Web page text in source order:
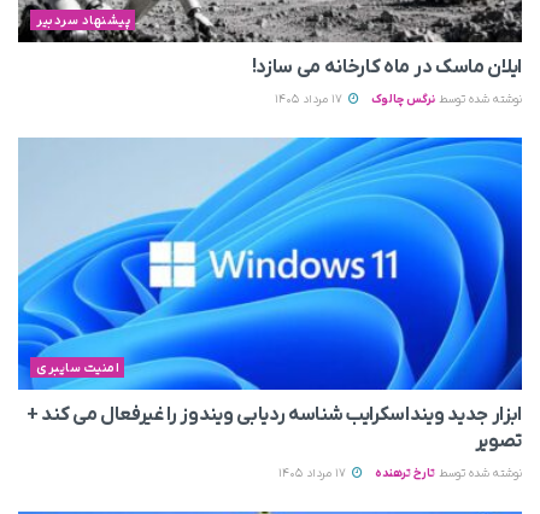
پیشنهاد سردبیر
ایلان ماسک در ماه کارخانه می سازد!
نوشته شده توسط نرگس چالوک
امنیت سایبری
ابزار جدید وینداسکرایب شناسه ردیابی ویندوز را غیرفعال می‌ کند +
تصویر
نوشته شده توسط تارخ ترهنده